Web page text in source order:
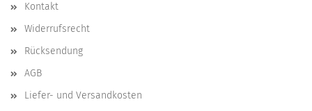
Kontakt
Widerrufsrecht
Rücksendung
AGB
Liefer- und Versandkosten